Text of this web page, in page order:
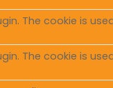
The cookie is
The cookie is